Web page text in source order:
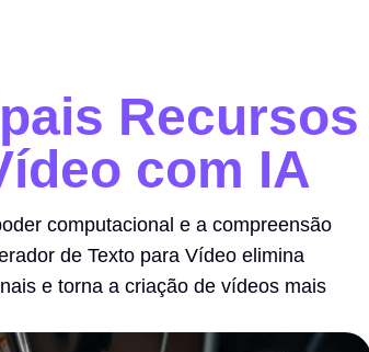
com IA
computacional e a compreensão
de Texto para Vídeo elimina
e torna a criação de vídeos mais